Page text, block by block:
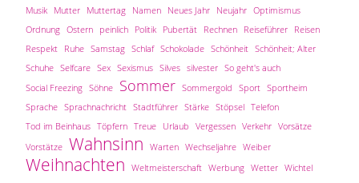
Musik Mutter Muttertag Namen Neues Jahr Neujahr Optimismus
Ordnung Ostern peinlich Politik Pubertät Rechnen Reiseführer Reisen
Respekt Ruhe Samstag Schlaf Schokolade Schönheit Schönheit; Alter
Schuhe Selfcare Sex Sexismus Silves silvester So geht's auch
Social Freezing Söhne Sommer Sommergold Sport Sportheim
Sprache Sprachnachricht Stadtführer Stärke Stöpsel Telefon
Tod im Beinhaus Töpfern Treue Urlaub Vergessen Verkehr Vorsätze
Vorstätze Wahnsinn Warten Wechseljahre Weiber
Weihnachten Weltmeisterschaft Werbung Wetter Wichtel